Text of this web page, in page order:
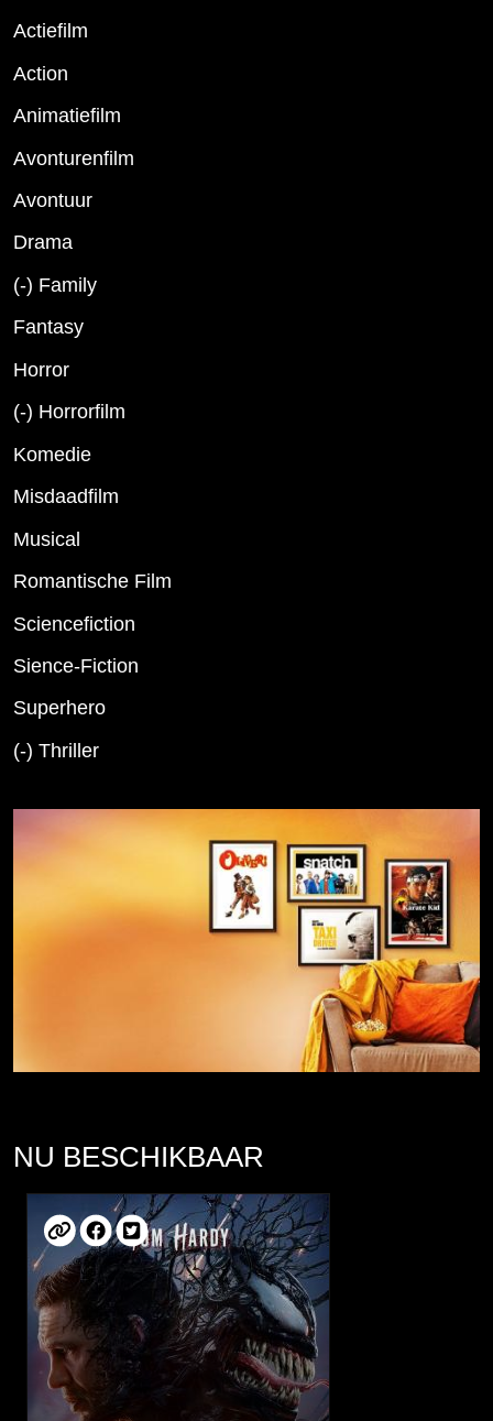
Actiefilm
Action
Animatiefilm
Avonturenfilm
Avontuur
Drama
(-) Family
Fantasy
Horror
(-) Horrorfilm
Komedie
Misdaadfilm
Musical
Romantische Film
Sciencefiction
Sience-Fiction
Superhero
(-) Thriller
NU BESCHIKBAAR